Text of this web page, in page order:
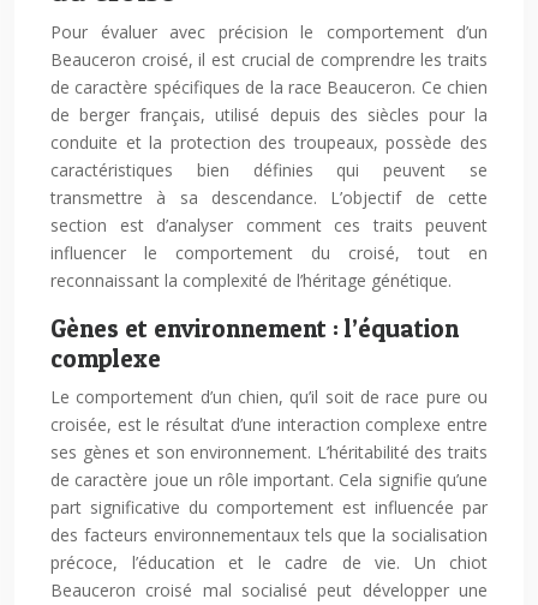
Pour évaluer avec précision le comportement d’un
Beauceron croisé, il est crucial de comprendre les traits
de caractère spécifiques de la race Beauceron. Ce chien
de berger français, utilisé depuis des siècles pour la
conduite et la protection des troupeaux, possède des
caractéristiques bien définies qui peuvent se
transmettre à sa descendance. L’objectif de cette
section est d’analyser comment ces traits peuvent
influencer le comportement du croisé, tout en
reconnaissant la complexité de l’héritage génétique.
Gènes et environnement : l’équation
complexe
Le comportement d’un chien, qu’il soit de race pure ou
croisée, est le résultat d’une interaction complexe entre
ses gènes et son environnement. L’héritabilité des traits
de caractère joue un rôle important. Cela signifie qu’une
part significative du comportement est influencée par
des facteurs environnementaux tels que la socialisation
précoce, l’éducation et le cadre de vie. Un chiot
Beauceron croisé mal socialisé peut développer une